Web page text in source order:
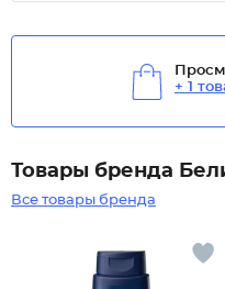
+ 1
Товары бренда
Все товары бренда